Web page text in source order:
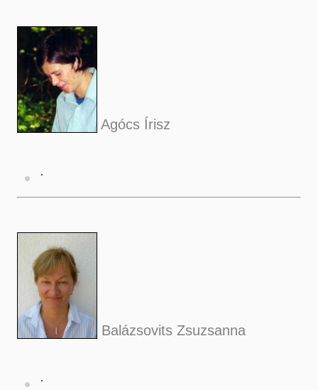
Agócs Írisz
Balázsovits Zsuzsanna